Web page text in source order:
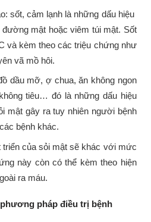
sốt, cảm lạnh là những dấu hiệu
mật hoặc viêm túi mật. Sốt
và kèm theo các triệu chứng như
vã mồ hôi.
dầu mỡ, ợ chua, ăn không ngon
tiêu… đó là những dấu hiệu
mật gây ra tuy nhiên người bệnh
bệnh khác.
triển của sỏi mật sẽ khác với mức
này còn có thể kèm theo hiện
ra máu.
pháp điều trị bệnh